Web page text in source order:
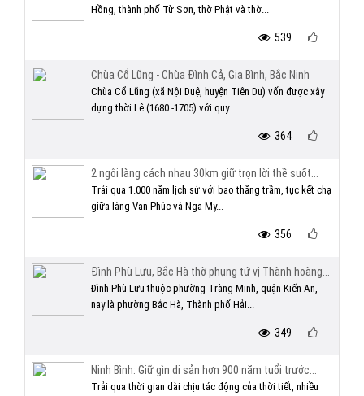
Hồng, thành phố Từ Sơn, thờ Phật và thờ...
539
Chùa Cổ Lũng - Chùa Đình Cả, Gia Bình, Bắc Ninh
Chùa Cổ Lũng (xã Nội Duệ, huyện Tiên Du) vốn được xây
dựng thời Lê (1680 -1705) với quy...
364
2 ngôi làng cách nhau 30km giữ trọn lời thề suốt...
Trải qua 1.000 năm lịch sử với bao thăng trầm, tục kết chạ
giữa làng Vạn Phúc và Nga My...
356
Đình Phù Lưu, Bắc Hà thờ phụng tứ vị Thành hoàng...
Đình Phù Lưu thuộc phường Tràng Minh, quận Kiến An,
nay là phường Bắc Hà, Thành phố Hải...
349
Ninh Bình: Giữ gìn di sản hơn 900 năm tuổi trước...
Trải qua thời gian dài chịu tác động của thời tiết, nhiều